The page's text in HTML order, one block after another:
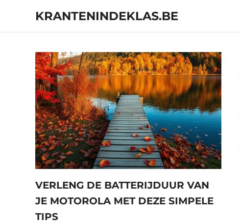
content
KRANTENINDEKLAS.BE
Online
met
interessante
onderwerpen
VERLENG DE BATTERIJDUUR VAN
JE MOTOROLA MET DEZE SIMPELE
TIPS